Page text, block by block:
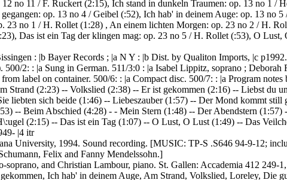
no 11 / F. Ruckert (2:15), Ich stand in dunkeln Traumen: op. 13 no 1 /
op. 13 no 4 / Geibel (:52), Ich hab' in deinem Auge: op. 13 no
no 1 / H. Rollet (1:28) , An einem lichten Morgen: op. 23 no 2 / H.
Das ist ein Tag der klingen mag: op. 23 no 5 / H. Rollet (:53), O
: |b Bayer Records ; |a N Y : |b Dist. by Qualiton Imports, |c
2: : |a Sung in German. 511/3:0 : |a Isabel Lippitz, soprano ; Deborah
label on container. 500/6: : |a Compact disc. 500/7: : |a Program
Strand (2:23) -- Volkslied (2:38) -- Er ist gekommen (2:16) -- Liebst du
liebten sich beide (1:46) -- Liebeszauber (1:57) -- Der Mond kommt still
-- Beim Abschied (4:28) - - Mein Stern (1:48) -- Der Abendstern
(2:15) -- Das ist ein Tag (1:07) -- O Lust, O Lust (1:49) -- Das
|4 itr
University, 1994. Sound recording. [MUSIC: TP-S .S646 94-9-12;
Felix and Fanny Mendelssohn.]
soprano, and Christian Lambour, piano. St. Gallen: Accademia 412
Ich hab' in deinem Auge, Am Strand, Volkslied, Loreley, Die